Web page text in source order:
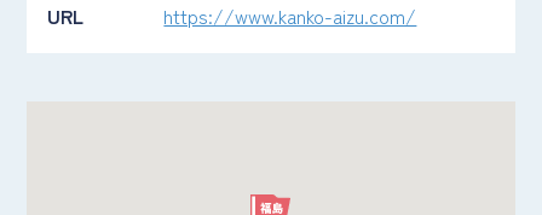
URL
https://www.kanko-aizu.com/